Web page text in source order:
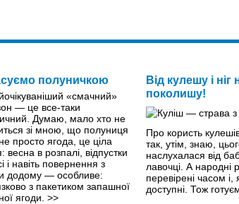
полуничкою
«смачний»
— це все-таки
Думаю, мало хто не
зі мною, що полуниця
просто ягода, це ціла
весна в розпалі, відпустки
і навіть повернення з
додому — особливе:
з пакетиком запашної
ягоди. >>
Від кулешу і ніг
поколишу!
Про користь
так, утім, знаю,
наслухалася від
лавочці. А народні
перевірені часом і,
доступні. Тож